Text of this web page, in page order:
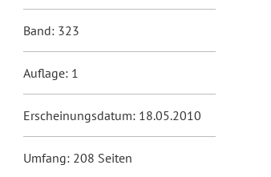
Band: 323
Auflage: 1
Erscheinungsdatum: 18.05.2010
Umfang: 208 Seiten